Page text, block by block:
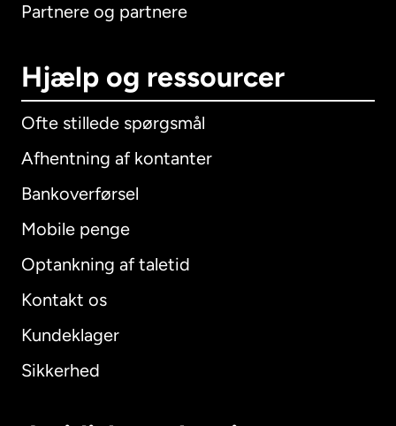
Partnere og partnere
Hjælp og ressourcer
Ofte stillede spørgsmål
Afhentning af kontanter
Bankoverførsel
Mobile penge
Optankning af taletid
Kontakt os
Kundeklager
Sikkerhed